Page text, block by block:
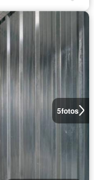
5fotos